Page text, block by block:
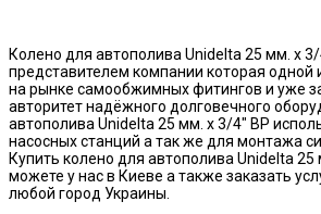
Колено для автополива Unidelta 25 мм. х
представителем компании которая одной
на рынке самообжимных фитингов и уже
авторитет надёжного долговечного
автополива Unidelta 25 мм. х 3/4" ВР
насосных станций а так же для монтажа
Купить колено для автополива Unidelta
можете у нас в Киеве а также заказать
любой город Украины.